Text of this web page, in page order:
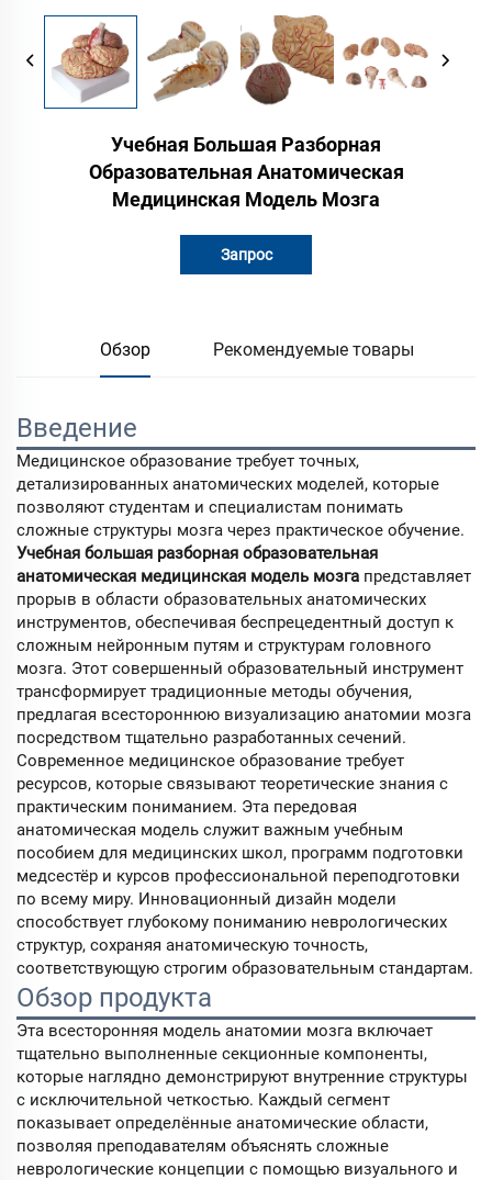
Учебная Большая Разборная
Образовательная Анатомическая
Медицинская Модель Мозга
Запрос
Обзор Рекомендуемые товары
Введение
Медицинское образование требует точных,
детализированных анатомических моделей, которые
позволяют студентам и специалистам понимать
сложные структуры мозга через практическое обучение.
Учебная большая разборная образовательная
анатомическая медицинская модель мозга представляет
прорыв в области образовательных анатомических
инструментов, обеспечивая беспрецедентный доступ к
сложным нейронным путям и структурам головного
мозга. Этот совершенный образовательный инструмент
трансформирует традиционные методы обучения,
предлагая всестороннюю визуализацию анатомии мозга
посредством тщательно разработанных сечений.
Современное медицинское образование требует
ресурсов, которые связывают теоретические знания с
практическим пониманием. Эта передовая
анатомическая модель служит важным учебным
пособием для медицинских школ, программ подготовки
медсестёр и курсов профессиональной переподготовки
по всему миру. Инновационный дизайн модели
способствует глубокому пониманию неврологических
структур, сохраняя анатомическую точность,
соответствующую строгим образовательным стандартам.
Обзор продукта
Эта всесторонняя модель анатомии мозга включает
тщательно выполненные секционные компоненты,
которые наглядно демонстрируют внутренние структуры
с исключительной четкостью. Каждый сегмент
показывает определённые анатомические области,
позволяя преподавателям объяснять сложные
неврологические концепции с помощью визуального и